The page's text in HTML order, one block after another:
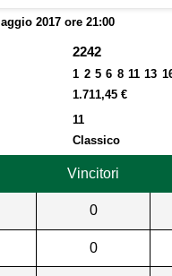
2017 ore 21:00
2242
1 2 5 6 8 11 13
1.711,45 €
11
Classico
Vincitori
0
0